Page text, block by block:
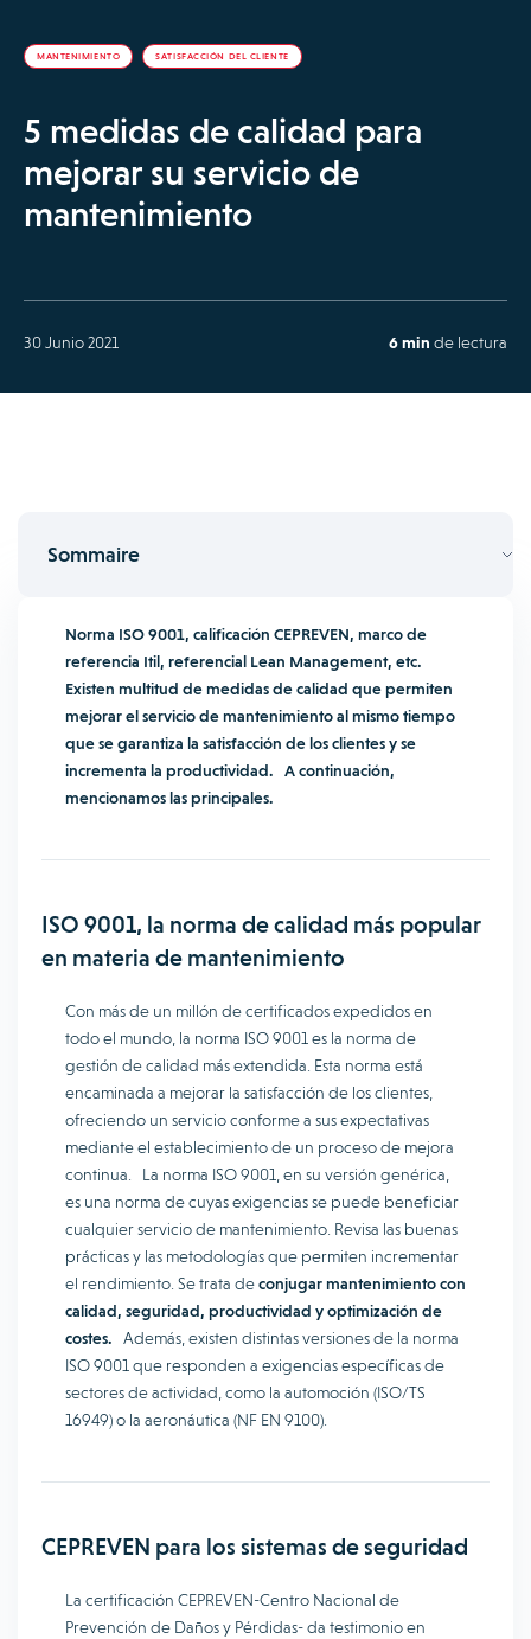
MANTENIMIENTO SATISFACCIÓN DEL CLIENTE
5 medidas de calidad para
mejorar su servicio de
mantenimiento
30 Junio 2021 6 min de lectura
Sommaire
Norma ISO 9001, calificación CEPREVEN, marco de
referencia Itil, referencial Lean Management, etc.
Existen multitud de medidas de calidad que permiten
mejorar el servicio de mantenimiento al mismo tiempo
que se garantiza la satisfacción de los clientes y se
incrementa la productividad. A continuación,
mencionamos las principales.
ISO 9001, la norma de calidad más popular
en materia de mantenimiento
Con más de un millón de certificados expedidos en
todo el mundo, la norma ISO 9001 es la norma de
gestión de calidad más extendida. Esta norma está
encaminada a mejorar la satisfacción de los clientes,
ofreciendo un servicio conforme a sus expectativas
mediante el establecimiento de un proceso de mejora
continua. La norma ISO 9001, en su versión genérica,
es una norma de cuyas exigencias se puede beneficiar
cualquier servicio de mantenimiento. Revisa las buenas
prácticas y las metodologías que permiten incrementar
el rendimiento. Se trata deconjugar mantenimiento con
calidad, seguridad, productividad y optimización de
costes. Además, existen distintas versiones de la norma
ISO 9001 que responden a exigencias específicas de
sectores de actividad, como la automoción (ISO/TS
16949) o la aeronáutica (NF EN 9100).
CEPREVEN para los sistemas de seguridad
La certificación CEPREVEN-Centro Nacional de
Prevención de Daños y Pérdidas- da testimonio en